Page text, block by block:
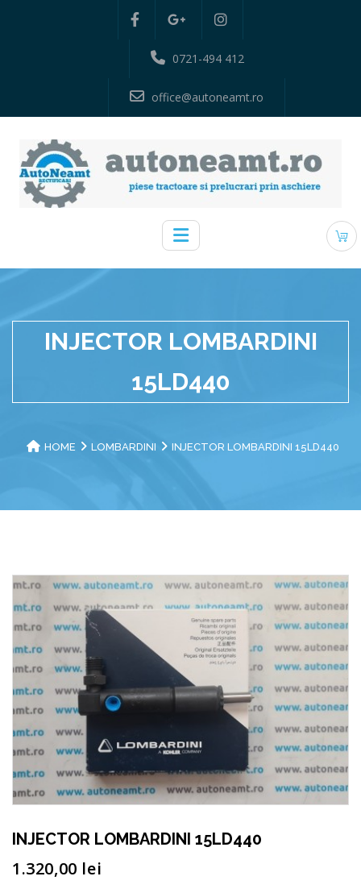
0721-494 412
office@autoneamt.ro
INJECTOR LOMBARDINI
15LD440
HOME LOMBARDINI INJECTOR LOMBARDINI 15LD440
INJECTOR LOMBARDINI 15LD440
1.320,00 lei